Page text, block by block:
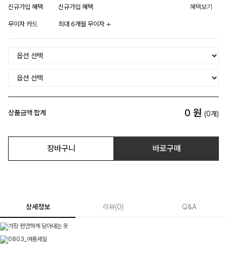
신규가입 혜택 신규가입 혜택 혜택보기
무이자 카드 최대 6개월 무이자
상품금액 합계 0 원 (0개)
장바구니 바로구매
상세정보 리뷰(0) Q&A